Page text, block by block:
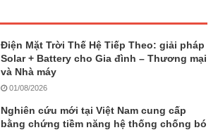
Điện Mặt Trời Thế Hệ Tiếp Theo: giải pháp
Solar + Battery cho Gia đình – Thương mại
và Nhà máy
01/08/2026
Nghiên cứu mới tại Việt Nam cung cấp
bằng chứng tiềm năng hệ thống chống bó